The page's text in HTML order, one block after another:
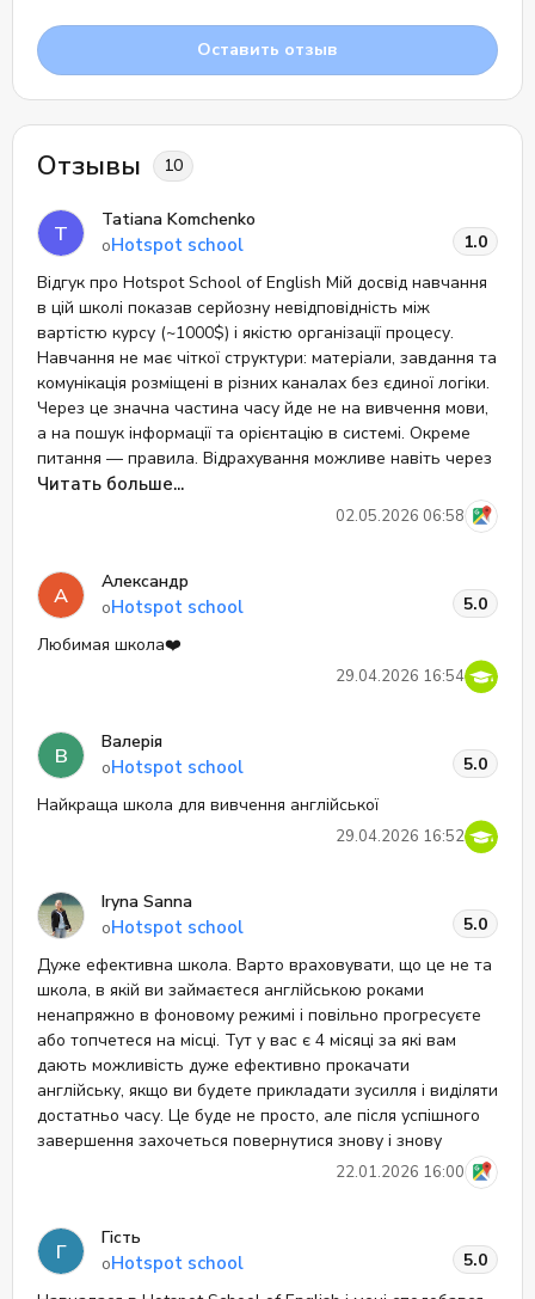
Оставить отзыв
Отзывы 10
T
Tatiana Komchenko
оHotspot school
02.05.2026 06:58
1.0
Відгук про Hotspot School of English Мій досвід навчання
в цій школі показав серйозну невідповідність між
вартістю курсу (~1000$) і якістю організації процесу.
Навчання не має чіткої структури: матеріали, завдання та
комунікація розміщені в різних каналах без єдиної логіки.
Через це значна частина часу йде не на вивчення мови,
а на пошук інформації та орієнтацію в системі. Окреме
питання — правила. Відрахування можливе навіть через
незначні недопрацювання (у моєму випадку —
пропущено два речення з 5 у 8 завданні), без можливості
мінімальна, зворотний зв’язок обмежений, що не сприяє
ефективному навчанню. Враження, що після оплати ти
вже нікому не потрібен. На будь-яке прохання у
викладача тебе «переадресовують» то до менеджера, то
до методиста. Сервіс також слабкий: менеджери
Відсутній єдиний зручний інтерфейс для навчання, що є
базовим очікуванням у цьому ціновому сегменті. Формат
не забезпечує ні структурованого навчання, ні
належного рівня сервісу. Рекомендую ретельно оцінити
Читать больше...
А
Александр
оHotspot school
29.04.2026 16:54
5.0
Любимая школа❤️
В
Валерія
оHotspot school
29.04.2026 16:52
5.0
Найкраща школа для вивчення англійської
Iryna Sanna
оHotspot school
22.01.2026 16:00
5.0
Дуже ефективна школа. Варто враховувати, що це не та
школа, в якій ви займаєтеся англійською роками
ненапряжно в фоновому режимі і повільно прогресуєте
або топчетеся на місці. Тут у вас є 4 місяці за які вам
дають можливість дуже ефективно прокачати
англійську, якщо ви будете прикладати зусилля і виділяти
достатньо часу. Це буде не просто, але після успішного
завершення захочеться повернутися знову і знову
Г
Гість
оHotspot school
5.0